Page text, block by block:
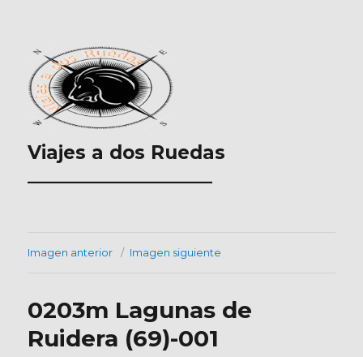
Viajes a dos Ruedas
___________________
Imagen anterior Imagen siguiente
0203m Lagunas de
Ruidera (69)-001